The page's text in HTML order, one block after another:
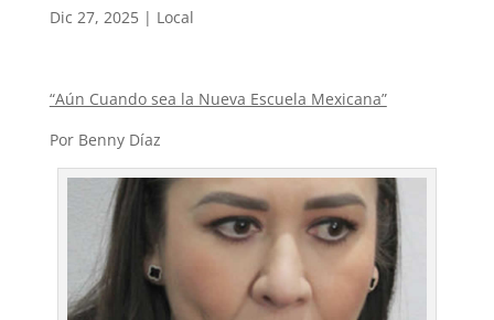
Dic 27, 2025| Local
“Aún Cuando sea la Nueva Escuela Mexicana”
Por Benny Díaz